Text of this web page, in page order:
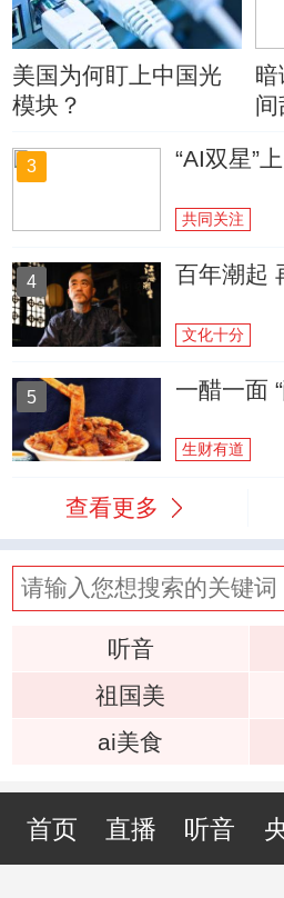
美国为何盯上中国光
模块？
暗
间
3 “AI双星”
共同关注
4 百年潮起
文化十分
5 一醋一面
生财有道
查看更多
听音
祖国美
ai美食
首页 直播 听音